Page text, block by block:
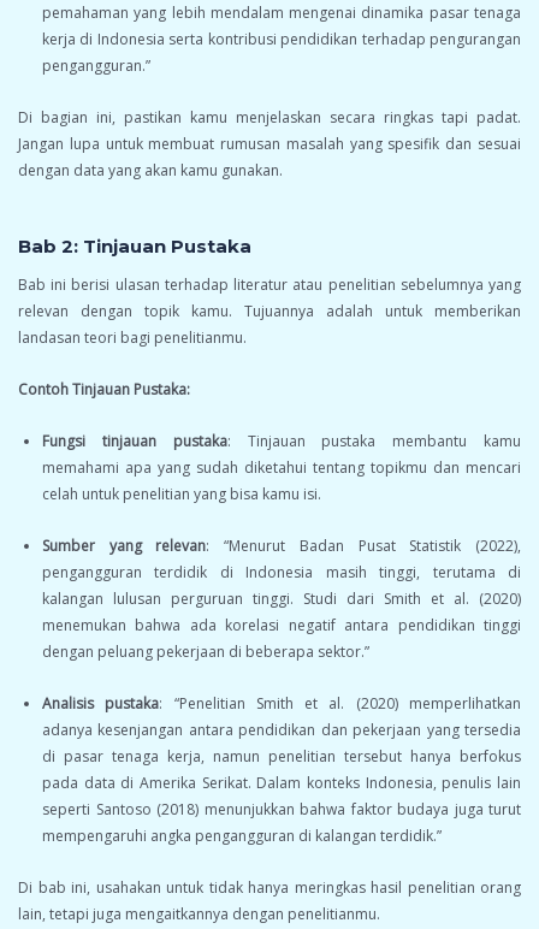
pemahaman yang lebih mendalam mengenai dinamika pasar tenaga
kerja di Indonesia serta kontribusi pendidikan terhadap pengurangan
pengangguran.”
Di bagian ini, pastikan kamu menjelaskan secara ringkas tapi padat.
Jangan lupa untuk membuat rumusan masalah yang spesifik dan sesuai
dengan data yang akan kamu gunakan.
Bab 2: Tinjauan Pustaka
Bab ini berisi ulasan terhadap literatur atau penelitian sebelumnya yang
relevan dengan topik kamu. Tujuannya adalah untuk memberikan
landasan teori bagi penelitianmu.
Contoh Tinjauan Pustaka:
Fungsi tinjauan pustaka: Tinjauan pustaka membantu kamu
memahami apa yang sudah diketahui tentang topikmu dan mencari
celah untuk penelitian yang bisa kamu isi.
Sumber yang relevan: “Menurut Badan Pusat Statistik (2022),
pengangguran terdidik di Indonesia masih tinggi, terutama di
kalangan lulusan perguruan tinggi. Studi dari Smith et al. (2020)
menemukan bahwa ada korelasi negatif antara pendidikan tinggi
dengan peluang pekerjaan di beberapa sektor.”
Analisis pustaka: “Penelitian Smith et al. (2020) memperlihatkan
adanya kesenjangan antara pendidikan dan pekerjaan yang tersedia
di pasar tenaga kerja, namun penelitian tersebut hanya berfokus
pada data di Amerika Serikat. Dalam konteks Indonesia, penulis lain
seperti Santoso (2018) menunjukkan bahwa faktor budaya juga turut
mempengaruhi angka pengangguran di kalangan terdidik.”
Di bab ini, usahakan untuk tidak hanya meringkas hasil penelitian orang
lain, tetapi juga mengaitkannya dengan penelitianmu.